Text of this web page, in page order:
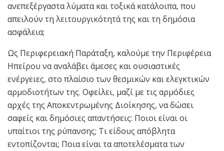
ανεπεξέργαστα λύματα και τοξικά κατάλοιπα, που
απειλούν τη λειτουργικότητά της και τη δημόσια
ασφάλεια;
Ως Περιφερειακή Παράταξη, καλούμε την Περιφέρεια
Ηπείρου να αναλάβει άμεσες και ουσιαστικές
ενέργειες, στο πλαίσιο των θεσμικών και ελεγκτικών
αρμοδιοτήτων της. Οφείλει, μαζί με τις αρμόδιες
αρχές της Αποκεντρωμένης Διοίκησης, να δώσει
σαφείς και δημόσιες απαντήσεις: Ποιοι είναι οι
υπαίτιοι της ρύπανσης; Τι είδους απόβλητα
εντοπίζονται; Ποια είναι τα αποτελέσματα των